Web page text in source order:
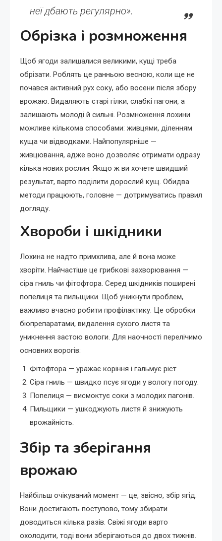
неї дбають регулярно».
Обрізка і розмноження
Щоб ягоди залишалися великими, кущі треба
обрізати. Роблять це ранньою весною, коли ще не
почався активний рух соку, або восени після збору
врожаю. Видаляють старі гілки, слабкі пагони, а
залишають молоді й сильні. Розмноження лохини
можливе кількома способами: живцями, діленням
куща чи відводками. Найпопулярніше —
живцювання, адже воно дозволяє отримати одразу
кілька нових рослин. Якщо ж ви хочете швидший
результат, варто поділити дорослий кущ. Обидва
методи працюють, головне — дотримуватись правил
догляду.
Хвороби і шкідники
Лохина не надто примхлива, але й вона може
хворіти. Найчастіше це грибкові захворювання —
сіра гниль чи фітофтора. Серед шкідників поширені
попелиця та пильщики. Щоб уникнути проблем,
важливо вчасно робити профілактику. Це обробки
біопрепаратами, видалення сухого листя та
уникнення застою вологи. Для наочності перелічимо
основних ворогів:
Фітофтора — уражає коріння і гальмує ріст.
Сіра гниль — швидко псує ягоди у вологу погоду.
Попелиця — висмоктує соки з молодих пагонів.
Пильщики — ушкоджують листя й знижують
врожайність.
Збір та зберігання
врожаю
Найбільш очікуваний момент — це, звісно, збір ягід.
Вони достигають поступово, тому збирати
доводиться кілька разів. Свіжі ягоди варто
охолодити, тоді вони зберігаються до двох тижнів.